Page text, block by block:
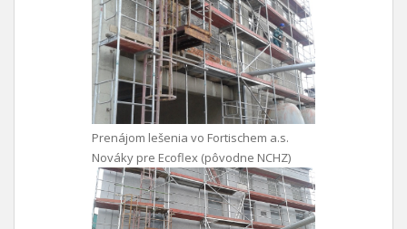
Prenájom lešenia vo Fortischem a.s.
Nováky pre Ecoflex (pôvodne NCHZ)